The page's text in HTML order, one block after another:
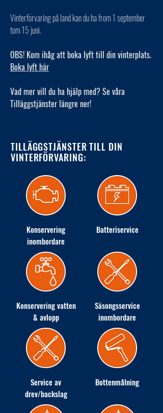
Vinterförvaring på land kan du ha from 1 september
tom 15 juni.
OBS! Kom ihåg att boka lyft till din vinterplats.
Boka lyft här
Vad mer vill du ha hjälp med? Se våra
Tilläggstjänster längre ner!
TILLÄGGSTJÄNSTER TILL DIN
VINTERFÖRVARING:
Konservering
inombordare
Batteriservice
Konservering vatten
& avlopp
Säsongsservice
inombordare
Service av
drev/backslag
Bottenmålning